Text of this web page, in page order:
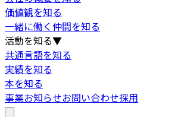
価値観を知る
一緒に働く仲間を知る
活動を知る▼
共通言語を知る
実績を知る
本を知る
事業お知らせお問い合わせ採用